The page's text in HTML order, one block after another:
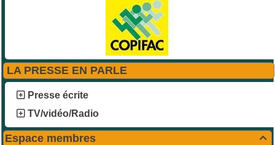
LA PRESSE EN PARLE
Presse écrite
TV/vidéo/Radio

Espace membres